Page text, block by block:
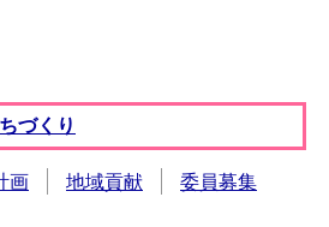
づくり
画 地域貢献 委員募集